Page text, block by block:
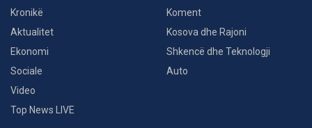
Kronikë
Aktualitet
Ekonomi
Sociale
Video
Top News LIVE
Koment
Kosova dhe Rajoni
Shkencë dhe Teknologji
Auto